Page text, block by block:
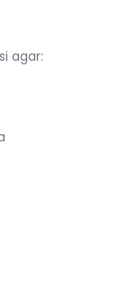
agar: